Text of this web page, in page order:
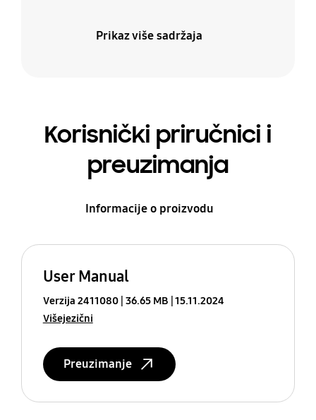
Prikaz više sadržaja
Korisnički priručnici i
preuzimanja
Informacije o proizvodu
User Manual
Verzija 2411080 36.65 MB 15.11.2024
Višejezični
Preuzimanje